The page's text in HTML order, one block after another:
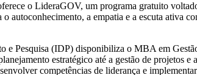
o LideraGOV, um programa gratuito
autoconhecimento, a empatia e a escuta ativa
Pesquisa (IDP) disponibiliza o MBA em
estratégico até a gestão de
competências de liderança e